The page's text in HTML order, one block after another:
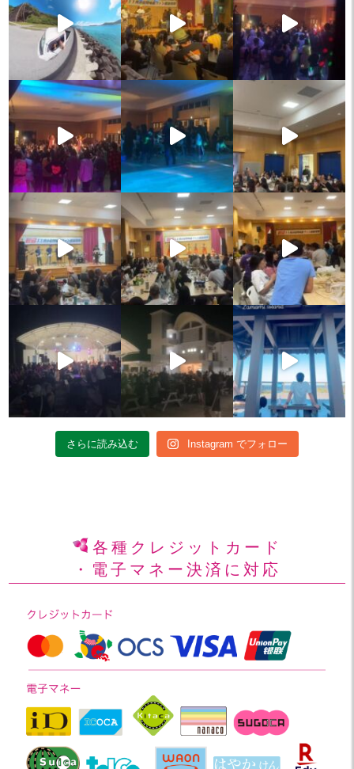
さらに読み込む Instagram でフォロー
各種クレジットカード
・電子マネー決済に対応